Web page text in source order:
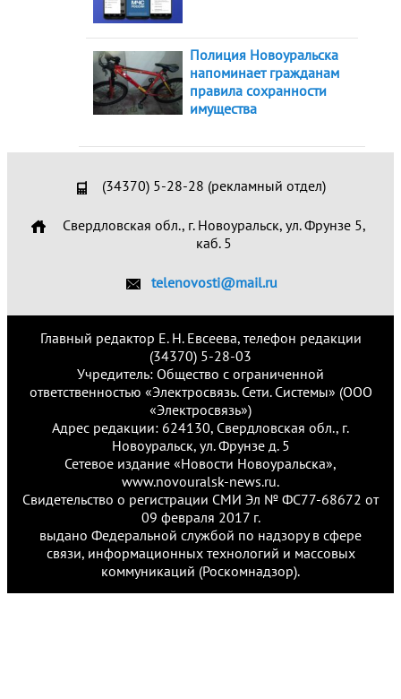
Полиция Новоуральска
напоминает гражданам
правила сохранности
имущества
(34370) 5-28-28 (рекламный отдел)
Свердловская обл., г. Новоуральск, ул. Фрунзе 5,
каб. 5
telenovosti@mail.ru
Главный редактор Е. Н. Евсеева, телефон редакции
(34370) 5-28-03
Учредитель: Общество с ограниченной
ответственностью «Электросвязь. Сети. Системы» (ООО
«Электросвязь»)
Адрес редакции: 624130, Свердловская обл., г.
Новоуральск, ул. Фрунзе д. 5
Сетевое издание «Новости Новоуральска»,
www.novouralsk-news.ru.
Свидетельство о регистрации СМИ Эл № ФС77-68672 от
09 февраля 2017 г.
выдано Федеральной службой по надзору в сфере
связи, информационных технологий и массовых
коммуникаций (Роскомнадзор).